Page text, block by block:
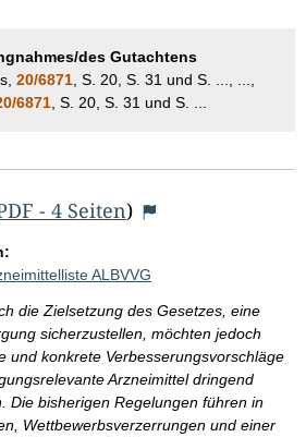
des Gutachtens
20/6871 , S. 20, S. 31 und S. ..., ...,
6871 , S. 20, S. 31 und S. ...
- 4 Seiten)
ALBVVG
die Zielsetzung des Gesetzes, eine
sicherzustellen, möchten jedoch
und konkrete Verbesserungsvorschläge
Arzneimittel dringend
Die bisherigen Regelungen führen in
Wettbewerbsverzerrungen und einer